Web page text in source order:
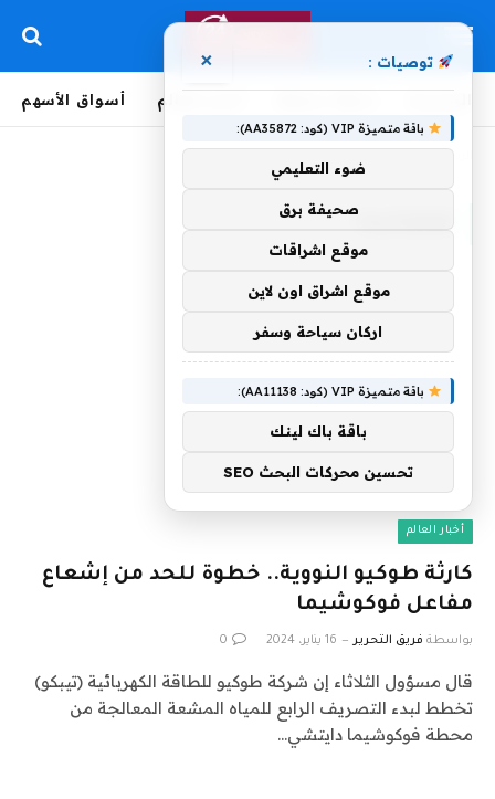
أخبار العالم أسواق الأسهم
فوكوشيما
أخبار العالم
كارثة طوكيو النووية.. خطوة للحد من إشعاع
مفاعل فوكوشيما
بواسطة فريق التحرير 16 يناير، 2024 0
قال مسؤول الثلاثاء إن شركة طوكيو للطاقة الكهربائية (تيبكو)
تخطط لبدء التصريف الرابع للمياه المشعة المعالجة من
محطة فوكوشيما دايتشي…
توصيات : ×
باقة متميزة VIP (كود: AA35872):
ضوء التعليمي
صحيفة برق
موقع اشراقات
موقع اشراق اون لاين
اركان سياحة وسفر
باقة متميزة VIP (كود: AA11138):
باقة باك لينك
تحسين محركات البحث SEO